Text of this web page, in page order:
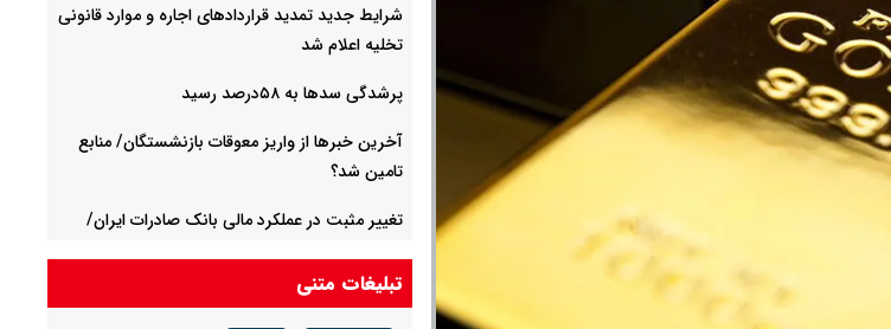
شرایط جدید تمدید قراردادهای اجاره و موارد قانونی
تخلیه اعلام شد
پرشدگی سدها به ۵۸درصد رسید
آخرین خبرها از واریز معوقات بازنشستگان/ منابع
تامین شد؟
تغییر مثبت در عملکرد مالی بانک صادرات ایران/
شرط جدید بازنشستگی اعلام شد + جزئیات
تبلیغات متنی